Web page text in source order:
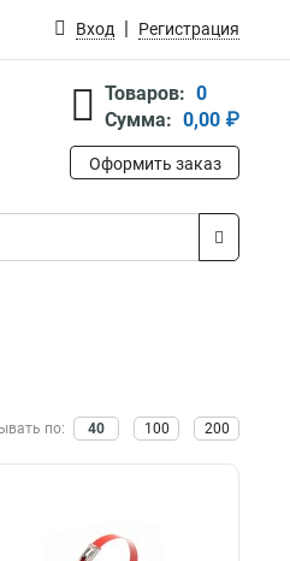
Вход Регистрация
Товаров: 0
Сумма: 0,00 ₽
Оформить заказ
по: 40 100 200